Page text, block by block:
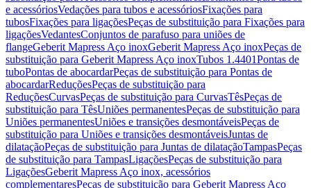
e acessóriosVedações para tubos e acessóriosFixações para
tubosFixações para ligaçõesPeças de substituição para Fixações para
ligaçõesVedantesConjuntos de parafuso para uniões de
flangeGeberit Mapress Aço inoxGeberit Mapress Aço inoxPeças de
substituição para Geberit Mapress Aço inoxTubos 1.4401Pontas de
tuboPontas de abocardarPeças de substituição para Pontas de
abocardarReduçõesPeças de substituição para
ReduçõesCurvasPeças de substituição para CurvasTêsPeças de
substituição para TêsUniões permanentesPeças de substituição para
Uniões permanentesUniões e transições desmontáveisPeças de
substituição para Uniões e transições desmontáveisJuntas de
dilataçãoPeças de substituição para Juntas de dilataçãoTampasPeças
de substituição para TampasLigaçõesPeças de substituição para
LigaçõesGeberit Mapress Aço inox, acessórios
complementaresPeças de substituição para Geberit Mapress Aço